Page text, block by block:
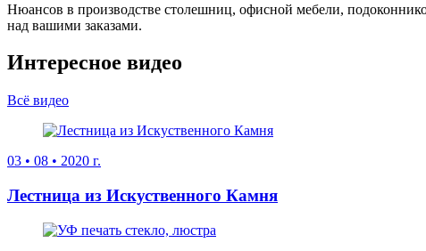
Нюансов в производстве столешниц, офисной мебели,
над вашими заказами.
Интересное видео
Всё видео
03 • 08 • 2020 г.
Лестница из Искуственного Камня